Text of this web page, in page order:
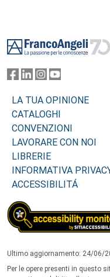
LA TUA OPINIONE
CATALOGHI
CONVENZIONI
LAVORARE CON NOI
LIBRERIE
INFORMATIVA
ACCESSIBILITÁ
Ultimo aggiornamento: 24/06/
Per le opere presenti in questo